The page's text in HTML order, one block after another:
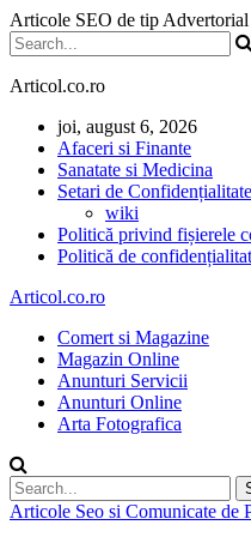
Articole SEO de tip
Articol.co.ro
joi, august 6, 2026
Afaceri si Finante
Sanatate si Medicina
Setari de Confidențialitate
wiki
Politică privind fișierele
Politică de
Articol.co.ro
Comert si Magazine
Magazin Online
Anunturi Servicii
Anunturi Online
Arta Fotografica
Articole Seo si Comunicate de